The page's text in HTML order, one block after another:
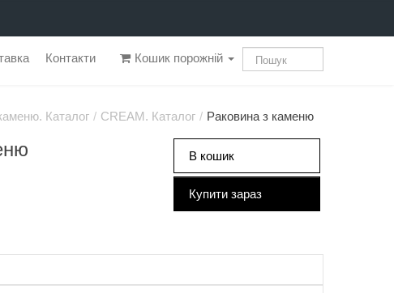
Кошик порожній
Контакти
Каталог / CREAM. Каталог / Раковина з каменю
В кошик
Купити зараз